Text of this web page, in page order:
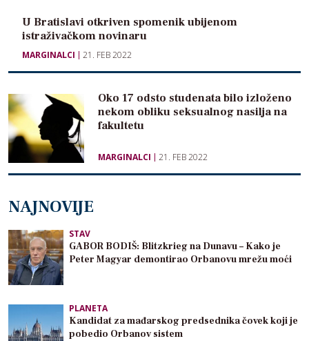
U Bratislavi otkriven spomenik ubijenom
istraživačkom novinaru
MARGINALCI 21. FEB 2022
Oko 17 odsto studenata bilo izloženo
nekom obliku seksualnog nasilja na
fakultetu
MARGINALCI 21. FEB 2022
NAJNOVIJE
STAV
GABOR BODIŠ: Blitzkrieg na Dunavu – Kako je
Peter Magyar demontirao Orbanovu mrežu moći
PLANETA
Kandidat za mađarskog predsednika čovek koji je
pobedio Orbanov sistem